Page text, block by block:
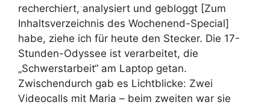
recherchiert, analysiert und gebloggt [Zum
Inhaltsverzeichnis des Wochenend-Special]
habe, ziehe ich für heute den Stecker. Die 17-
Stunden-Odyssee ist verarbeitet, die
„Schwerstarbeit“ am Laptop getan.
Zwischendurch gab es Lichtblicke: Zwei
Videocalls mit Maria – beim zweiten war sie